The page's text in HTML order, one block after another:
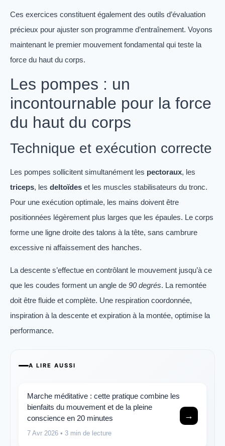
Ces exercices constituent également des outils d’évaluation
précieux pour ajuster son programme d’entraînement. Voyons
maintenant le premier mouvement fondamental qui teste la
force du haut du corps.
Les pompes : un
incontournable pour la force
du haut du corps
Technique et exécution correcte
Les pompes sollicitent simultanément les pectoraux, les
triceps, les deltoïdes et les muscles stabilisateurs du tronc.
Pour une exécution optimale, les mains doivent être
positionnées légèrement plus larges que les épaules. Le corps
forme une ligne droite des talons à la tête, sans cambrure
excessive ni affaissement des hanches.
La descente s’effectue en contrôlant le mouvement jusqu’à ce
que les coudes forment un angle de 90 degrés. La remontée
doit être fluide et complète. Une respiration coordonnée,
inspiration à la descente et expiration à la montée, optimise la
performance.
A LIRE AUSSI
Marche méditative : cette pratique combine les
bienfaits du mouvement et de la pleine
conscience en 20 minutes
7 Avr 2026 • 3 min de lecture
→